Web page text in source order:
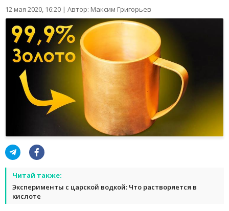
12 мая 2020, 16:20 | Автор: Максим Григорьев
Читай также:
Эксперименты с царской водкой: Что растворяется в
кислоте